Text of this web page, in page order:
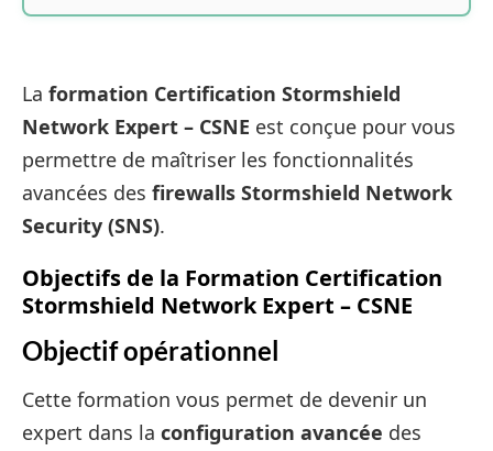
La formation Certification Stormshield
Network Expert – CSNE est conçue pour vous
permettre de maîtriser les fonctionnalités
avancées des firewalls Stormshield Network
Security (SNS).
Objectifs de la Formation Certification
Stormshield Network Expert – CSNE
Objectif opérationnel
Cette formation vous permet de devenir un
expert dans la configuration avancée des